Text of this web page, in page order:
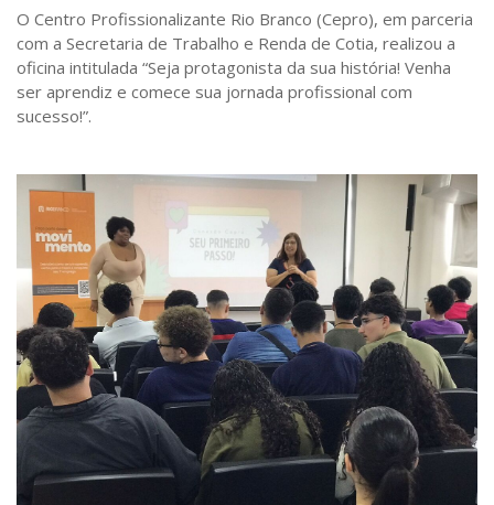
O Centro Profissionalizante Rio Branco (Cepro), em parceria
com a Secretaria de Trabalho e Renda de Cotia, realizou a
oficina intitulada “Seja protagonista da sua história! Venha
ser aprendiz e comece sua jornada profissional com
sucesso!”.